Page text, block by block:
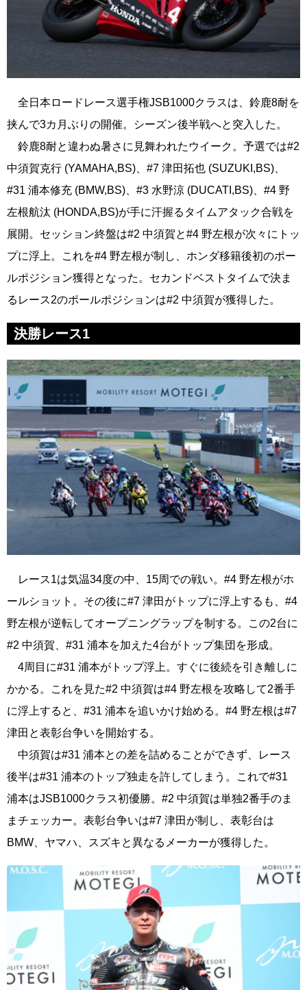
全日本ロードレース選手権JSB1000クラスは、鈴鹿8耐を
挟んで3カ月ぶりの開催。シーズン後半戦へと突入した。
鈴鹿8耐と違わぬ暑さに見舞われたウイーク。予選では#2
中須賀克行 (YAMAHA,BS)、#7 津田拓也 (SUZUKI,BS)、
#31 浦本修充 (BMW,BS)、#3 水野涼 (DUCATI,BS)、#4 野
左根航汰 (HONDA,BS)が手に汗握るタイムアタック合戦を
展開。セッション終盤は#2 中須賀と#4 野左根が次々にトッ
プに浮上。これを#4 野左根が制し、ホンダ移籍後初のポー
ルポジション獲得となった。セカンドベストタイムで決ま
るレース2のポールポジションは#2 中須賀が獲得した。
決勝レース1
レース1は気温34度の中、15周での戦い。#4 野左根がホ
ールショット。その後に#7 津田がトップに浮上するも、#4
野左根が逆転してオープニングラップを制する。この2台に
#2 中須賀、#31 浦本を加えた4台がトップ集団を形成。
4周目に#31 浦本がトップ浮上。すぐに後続を引き離しに
かかる。これを見た#2 中須賀は#4 野左根を攻略して2番手
に浮上すると、#31 浦本を追いかけ始める。#4 野左根は#7
津田と表彰台争いを開始する。
中須賀は#31 浦本との差を詰めることができず、レース
後半は#31 浦本のトップ独走を許してしまう。これで#31
浦本はJSB1000クラス初優勝。#2 中須賀は単独2番手のま
まチェッカー。表彰台争いは#7 津田が制し、表彰台は
BMW、ヤマハ、スズキと異なるメーカーが獲得した。